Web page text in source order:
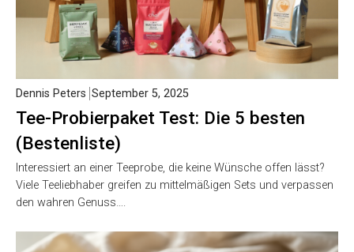
Tee-Probierpaket Test: Die 5 besten
(Bestenliste)
Dennis Peters September 5, 2025
Interessiert an einer Teeprobe, die keine Wünsche offen lässt?
Viele Teeliebhaber greifen zu mittelmäßigen Sets und verpassen
den wahren Genuss….